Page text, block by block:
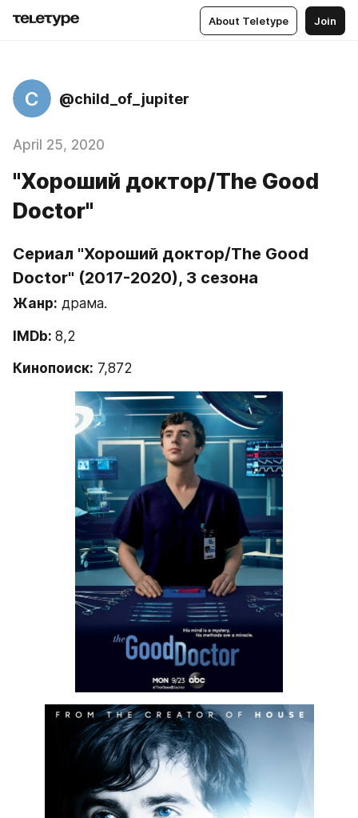
About Teletype Join
C @child_of_jupiter
April 25, 2020
"Хороший доктор/The Good
Doctor"
Сериал "Хороший доктор/The Good
Doctor" (2017-2020), 3 сезона
Жанр: драма.
IMDb: 8,2
Кинопоиск: 7,872